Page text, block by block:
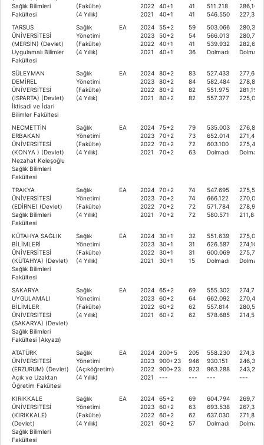
Sağlık Bilimleri
Fakültesi
(Fakülte)
(4 Yıllık)
2022
2021
40+1
40+1
41
41
511.218
546.550
TARSUS
ÜNİVERSİTESİ
(MERSİN) (Devlet)
Uygulamalı Bilimler
Fakültesi
Sağlık
Yönetimi
(Fakülte)
(4 Yıllık)
EA
2024
2023
2022
2021
55+2
50+2
40+1
40+1
59
54
41
36
503.066
566.013
539.932
Dolmadı
Dolmadı
SÜLEYMAN
DEMİREL
ÜNİVERSİTESİ
(ISPARTA) (Devlet)
İktisadi ve İdari
Bilimler Fakültesi
Sağlık
Yönetimi
(Fakülte)
(4 Yıllık)
EA
2024
2023
2022
2021
80+2
80+2
80+2
80+2
83
84
82
82
527.433
582.484
551.975
557.377
NECMETTİN
ERBAKAN
ÜNİVERSİTESİ
(KONYA ) (Devlet)
Nezahat Keleşoğlu
Sağlık Bilimleri
Fakültesi
Sağlık
Yönetimi
(Fakülte)
(4 Yıllık)
EA
2024
2023
2022
2021
75+2
70+2
70+2
70+2
79
73
72
63
535.003
652.014
603.100
Dolmadı
Dolmadı
TRAKYA
ÜNİVERSİTESİ
(EDİRNE) (Devlet)
Sağlık Bilimleri
Fakültesi
Sağlık
Yönetimi
(Fakülte)
(4 Yıllık)
EA
2024
2023
2022
2021
70+2
70+2
70+2
70+2
74
74
72
72
547.695
666.122
571.784
580.571
KÜTAHYA SAĞLIK
BİLİMLERİ
ÜNİVERSİTESİ
(KÜTAHYA) (Devlet)
Sağlık Bilimleri
Fakültesi
Sağlık
Yönetimi
(Fakülte)
(4 Yıllık)
EA
2024
2023
2022
2021
30+1
30+1
30+1
30+1
32
31
31
15
551.639
626.587
600.069
Dolmadı
Dolmadı
SAKARYA
UYGULAMALI
BİLİMLER
ÜNİVERSİTESİ
(SAKARYA) (Devlet)
Sağlık Bilimleri
Fakültesi (Akyazı)
Sağlık
Yönetimi
(Fakülte)
(4 Yıllık)
EA
2024
2023
2022
2021
65+2
60+2
60+2
60+2
69
64
62
62
555.302
662.092
557.814
578.685
ATATÜRK
ÜNİVERSİTESİ
(ERZURUM) (Devlet)
Açık ve Uzaktan
Öğretim Fakültesi
Sağlık
Yönetimi
(Açıköğretim)
(4 Yıllık)
EA
2024
2023
2022
2021
200+5
900+23
900+23
---
205
946
923
---
558.230
930.151
963.288
---
---
KIRIKKALE
ÜNİVERSİTESİ
(KIRIKKALE)
(Devlet)
Sağlık Bilimleri
Fakültesi
Sağlık
Yönetimi
(Fakülte)
(4 Yıllık)
EA
2024
2023
2022
2021
65+2
60+2
60+2
60+2
69
63
62
57
604.794
693.538
637.030
Dolmadı
Dolmadı